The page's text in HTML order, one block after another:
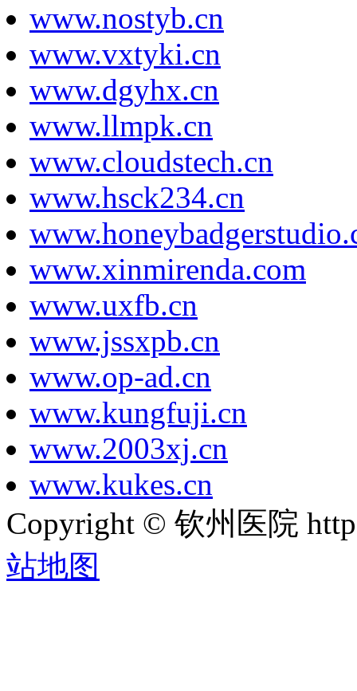
www.nostyb.cn
www.vxtyki.cn
www.dgyhx.cn
www.llmpk.cn
www.cloudstech.cn
www.hsck234.cn
www.xinmirenda.com
www.uxfb.cn
www.jssxpb.cn
www.op-ad.cn
www.kungfuji.cn
www.2003xj.cn
www.kukes.cn
Copyright © 钦州医院
站地图